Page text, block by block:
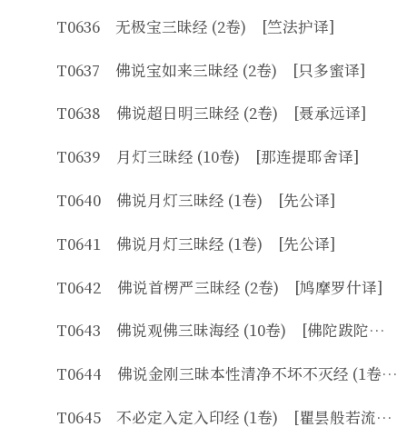
T0636 无极宝三昧经 (2卷) [竺法护译]
T0637 佛说宝如来三昧经 (2卷) [只多蜜译]
T0638 佛说超日明三昧经 (2卷) [聂承远译]
T0639 月灯三昧经 (10卷) [那连提耶舍译]
T0640 佛说月灯三昧经 (1卷) [先公译]
T0641 佛说月灯三昧经 (1卷) [先公译]
T0642 佛说首楞严三昧经 (2卷) [鸠摩罗什译]
T0643 佛说观佛三昧海经 (10卷) [佛陀跋陀罗译]
T0644 佛说金刚三昧本性清净不坏不灭经 (1卷) [失译]
T0645 不必定入定入印经 (1卷) [瞿昙般若流支译]